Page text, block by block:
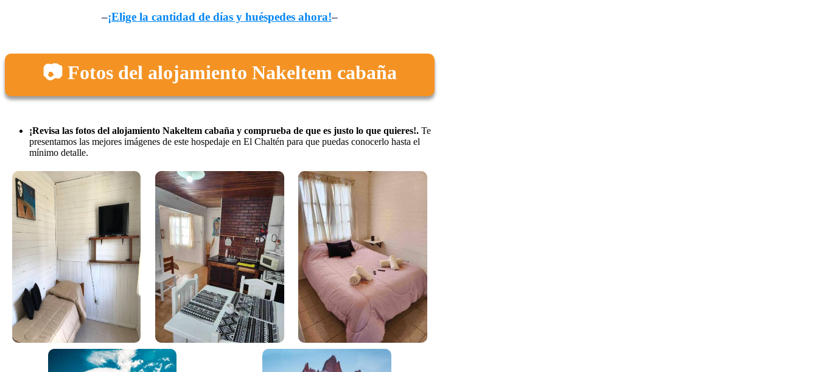
–¡Elige la cantidad de días y huéspedes ahora!–
📷 Fotos del alojamiento Nakeltem cabaña
¡Revisa las fotos del alojamiento Nakeltem cabaña y comprueba de que es justo lo que quieres!. Te
presentamos las mejores imágenes de este hospedaje en El Chaltén para que puedas conocerlo hasta el
mínimo detalle.